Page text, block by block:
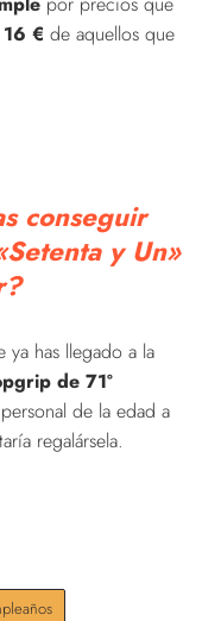
€ de aquellos que
conseguir
y Un»
ya has llegado a la
de 71º
personal de la edad a
regalársela.